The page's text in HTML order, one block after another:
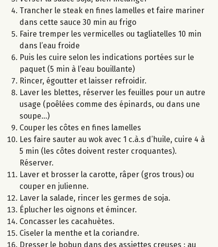
Trancher le steak en fines lamelles et faire mariner
dans cette sauce 30 min au frigo
Faire tremper les vermicelles ou tagliatelles 10 min
dans l’eau froide
Puis les cuire selon les indications portées sur le
paquet (5 min à l’eau bouillante)
Rincer, égoutter et laisser refroidir.
Laver les blettes, réserver les feuilles pour un autre
usage (poêlées comme des épinards, ou dans une
soupe...)
Couper les côtes en fines lamelles
Les faire sauter au wok avec 1 c.à.s d’huile, cuire 4 à
5 min (les côtes doivent rester croquantes).
Réserver.
Laver et brosser la carotte, râper (gros trous) ou
couper en julienne.
Laver la salade, rincer les germes de soja.
Éplucher les oignons et émincer.
Concasser les cacahuètes.
Ciseler la menthe et la coriandre.
Dresser le bobun dans des assiettes creuses : au